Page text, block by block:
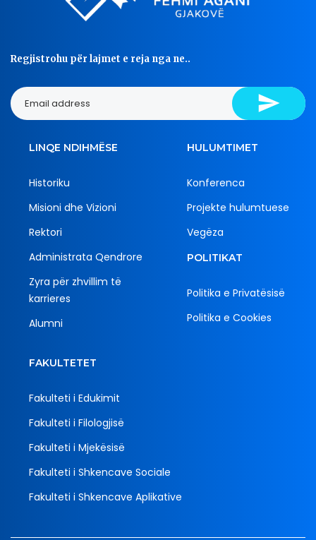
Regjistrohu për lajmet e reja nga ne..
LINQE NDIHMËSE
Historiku
Misioni dhe Vizioni
Rektori
Administrata Qendrore
Zyra për zhvillim të
karrieres
Alumni
HULUMTIMET
Konferenca
Projekte hulumtuese
Vegëza
POLITIKAT
Politika e Privatësisë
Politika e Cookies
FAKULTETET
Fakulteti i Edukimit
Fakulteti i Filologjisë
Fakulteti i Mjekësisë
Fakulteti i Shkencave Sociale
Fakulteti i Shkencave Aplikative